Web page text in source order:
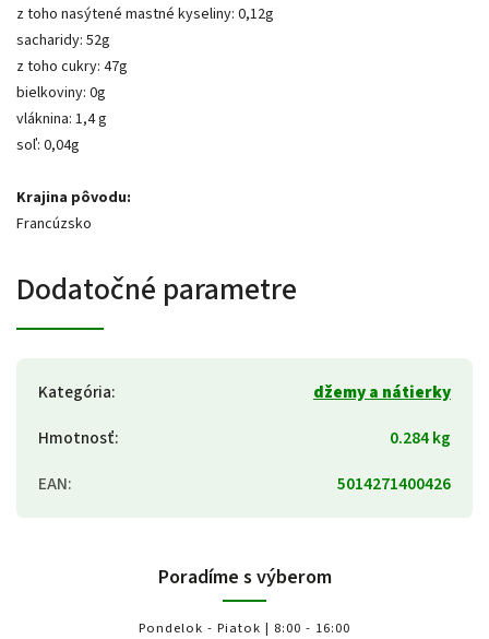
z toho nasýtené mastné kyseliny: 0,12g
sacharidy: 52g
z toho cukry: 47g
bielkoviny: 0g
vláknina: 1,4 g
soľ: 0,04g
Krajina pôvodu:
Francúzsko
Dodatočné parametre
Kategória:
džemy a nátierky
Hmotnosť:
0.284 kg
EAN: 5014271400426
Poradíme s výberom
Pondelok - Piatok | 8:00 - 16:00